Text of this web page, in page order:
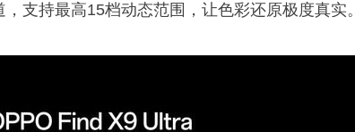
支持最高15档动态范围，让色彩还原极度真实。